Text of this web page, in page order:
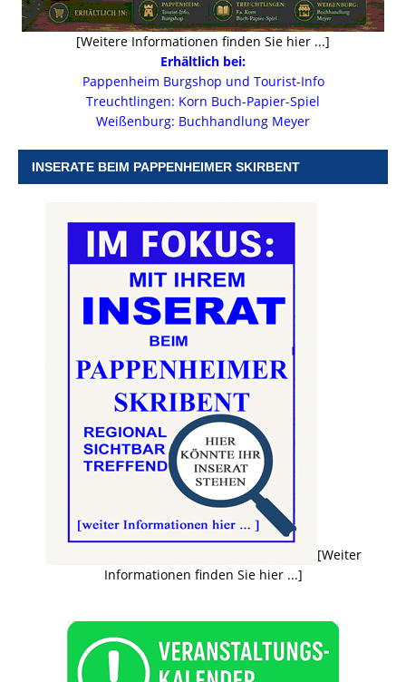
[Weitere Informationen finden Sie hier ...]
Erhältlich bei:
Pappenheim Burgshop und Tourist-Info
Treuchtlingen: Korn Buch-Papier-Spiel
Weißenburg: Buchhandlung Meyer
INSERATE BEIM PAPPENHEIMER SKIRBENT
[Weiter
Informationen finden Sie hier ...]